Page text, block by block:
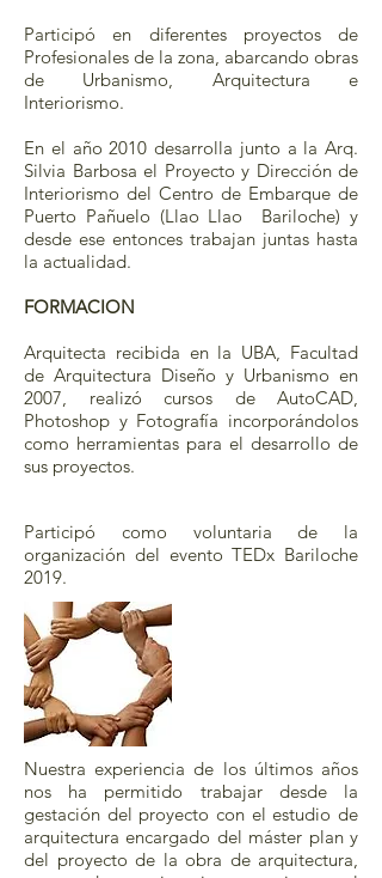
Participó en diferentes proyectos de
Profesionales de la zona, abarcando obras
de Urbanismo, Arquitectura e
Interiorismo.
En el año 2010 desarrolla junto a la Arq.
Silvia Barbosa el Proyecto y Dirección de
Interiorismo del Centro de Embarque de
Puerto Pañuelo (Llao Llao Bariloche) y
desde ese entonces trabajan juntas hasta
la actualidad.
FORMACION
Arquitecta recibida en la UBA, Facultad
de Arquitectura Diseño y Urbanismo en
2007, realizó cursos de AutoCAD,
Photoshop y Fotografía incorporándolos
como herramientas para el desarrollo de
sus proyectos.
Participó como voluntaria de la
organización del evento TEDx Bariloche
2019.
Nuestra experiencia de los últimos años
nos ha permitido trabajar desde la
gestación del proyecto con el estudio de
arquitectura encargado del máster plan y
del proyecto de la obra de arquitectura,